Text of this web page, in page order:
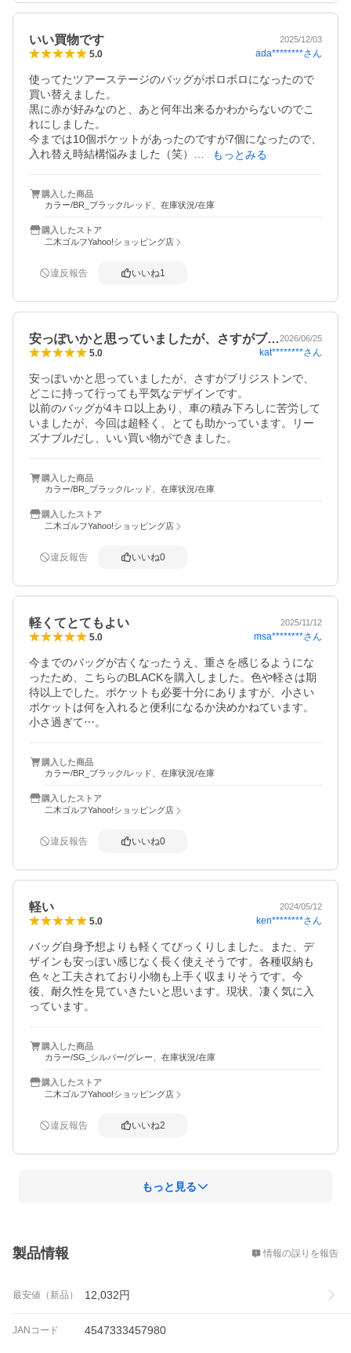
いい買物です 2025/12/03
5.0 ada********さん
使ってたツアーステージのバッグがボロボロになったので
買い替えました。
黒に赤が好みなのと、あと何年出来るかわからないのでこ
れにしました。
今までは10個ポケットがあったのですが7個になったので、
入れ替え時結構悩みました（笑）
もっとみる
購入した商品
カラー/BR_ブラック/レッド、在庫状況/在庫
購入したストア
二木ゴルフYahoo!ショッピング店
違反報告 いいね1
安っぽいかと思っていましたが、さすがブ…2026/06/25
5.0 kat********さん
安っぽいかと思っていましたが、さすがブリジストンで、
どこに持って行っても平気なデザインです。
以前のバッグが4キロ以上あり、車の積み下ろしに苦労して
いましたが、今回は超軽く、とても助かっています。リー
ズナブルだし、いい買い物ができました。
購入した商品
カラー/BR_ブラック/レッド、在庫状況/在庫
購入したストア
二木ゴルフYahoo!ショッピング店
違反報告 いいね0
軽くてとてもよい 2025/11/12
5.0 msa********さん
今までのバッグが古くなったうえ、重さを感じるようにな
ったため、こちらのBLACKを購入しました。色や軽さは期
待以上でした。ポケットも必要十分にありますが、小さい
ポケットは何を入れると便利になるか決めかねています。
小さ過ぎて⋯。
購入した商品
カラー/BR_ブラック/レッド、在庫状況/在庫
購入したストア
二木ゴルフYahoo!ショッピング店
違反報告 いいね0
軽い 2024/05/12
5.0 ken********さん
バッグ自身予想よりも軽くてびっくりしました。また、デ
ザインも安っぽい感じなく長く使えそうです。各種収納も
色々と工夫されており小物も上手く収まりそうです。今
後、耐久性を見ていきたいと思います。現状、凄く気に入
っています。
購入した商品
カラー/SG_シルバー/グレー、在庫状況/在庫
購入したストア
二木ゴルフYahoo!ショッピング店
違反報告 いいね2
もっと見る
製品情報 情報の誤りを報告
最安値（新品） 12,032円
JANコード 4547333457980